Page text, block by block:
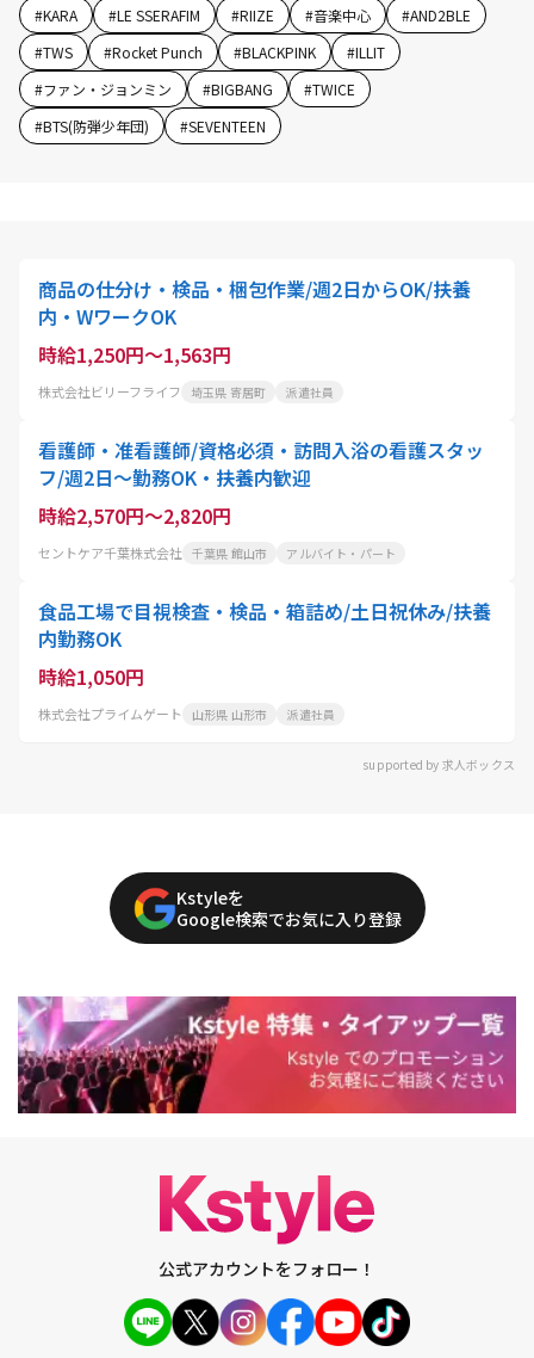
#KARA #LE SSERAFIM #RIIZE #音楽中心 #AND2BLE
#TWS #Rocket Punch #BLACKPINK #ILLIT
#ファン・ジョンミン #BIGBANG #TWICE
#BTS(防弾少年団) #SEVENTEEN
商品の仕分け・検品・梱包作業/週2日からOK/扶養
内・WワークOK
時給1,250円～1,563円
株式会社ビリーフライフ 埼玉県 寄居町 派遣社員
看護師・准看護師/資格必須・訪問入浴の看護スタッ
フ/週2日〜勤務OK・扶養内歓迎
時給2,570円～2,820円
セントケア千葉株式会社 千葉県 館山市 アルバイト・パート
食品工場で目視検査・検品・箱詰め/土日祝休み/扶養
内勤務OK
時給1,050円
株式会社プライムゲート 山形県 山形市 派遣社員
supported by 求人ボックス
Kstyleを
Google検索でお気に入り登録
公式アカウントをフォロー！